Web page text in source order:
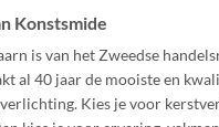
Konstsmide
is van het Zweedse
al 40 jaar de mooiste en
Kies je voor